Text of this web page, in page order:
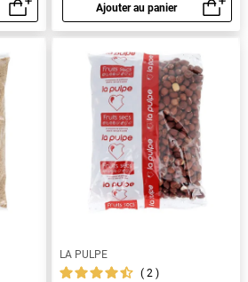
Ajouter au panier
Aperçu rapide
LA PULPE
2